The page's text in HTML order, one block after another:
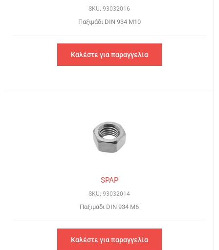
SKU: 93032016
Παξιμάδι DIN 934 Μ10
Καλέστε για παραγγελία
SPAP
SKU: 93032014
Παξιμάδι DIN 934 Μ6
Καλέστε για παραγγελία